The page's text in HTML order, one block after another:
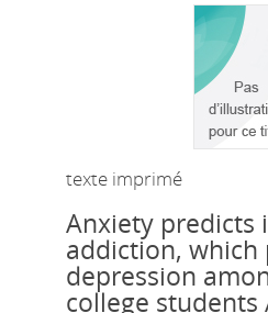
texte imprimé
Anxiety predicts
addiction, which
depression
college students